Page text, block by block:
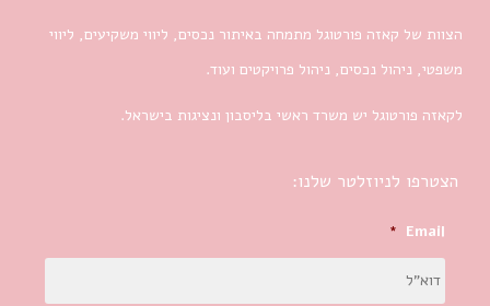
הצוות של קאזה פורטוגל מתמחה באיתור נכסים, ליווי משקיעים, ליווי
משפטי, ניהול נכסים, ניהול פרויקטים ועוד.
לקאזה פורטוגל יש משרד ראשי בליסבון ונציגות בישראל.
הצטרפו לניוזלטר שלנו:
Email
*